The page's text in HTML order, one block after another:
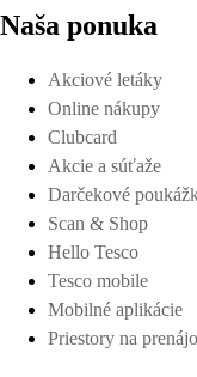
Naša ponuka
Akciové letáky
Online nákupy
Clubcard
Akcie a súťaže
Darčekové
Scan & Shop
Hello Tesco
Tesco mobile
Mobilné aplikácie
Priestory na